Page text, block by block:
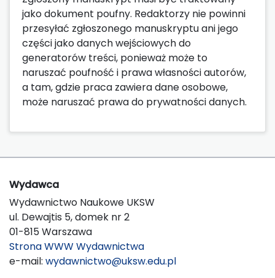
jako dokument poufny. Redaktorzy nie powinni
przesyłać zgłoszonego manuskryptu ani jego
części jako danych wejściowych do
generatorów treści, ponieważ może to
naruszać poufność i prawa własności autorów,
a tam, gdzie praca zawiera dane osobowe,
może naruszać prawa do prywatności danych.
Wydawca
Wydawnictwo Naukowe UKSW
ul. Dewajtis 5, domek nr 2
01-815 Warszawa
Strona WWW Wydawnictwa
e-mail: wydawnictwo@uksw.edu.pl